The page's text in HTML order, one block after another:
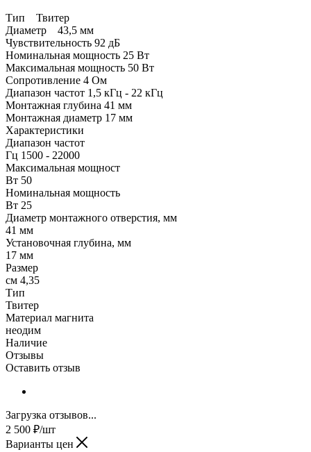
Тип Твитер
Диаметр 43,5 мм
Чувствительность 92 дБ
Номинальная мощность 25 Вт
Максимальная мощность 50 Вт
Сопротивление 4 Ом
Диапазон частот 1,5 кГц - 22 кГц
Монтажная глубина 41 мм
Монтажная диаметр 17 мм
Характеристики
Диапазон частот
Гц 1500 - 22000
Максимальная мощност
Вт 50
Номинальная мощность
Вт 25
Диаметр монтажного отверстия, мм
41 мм
Установочная глубина, мм
17 мм
Размер
см 4,35
Тип
Твитер
Материал магнита
неодим
Наличие
Отзывы
Оставить отзыв
Загрузка отзывов...
2 500 ₽/шт
Варианты цен